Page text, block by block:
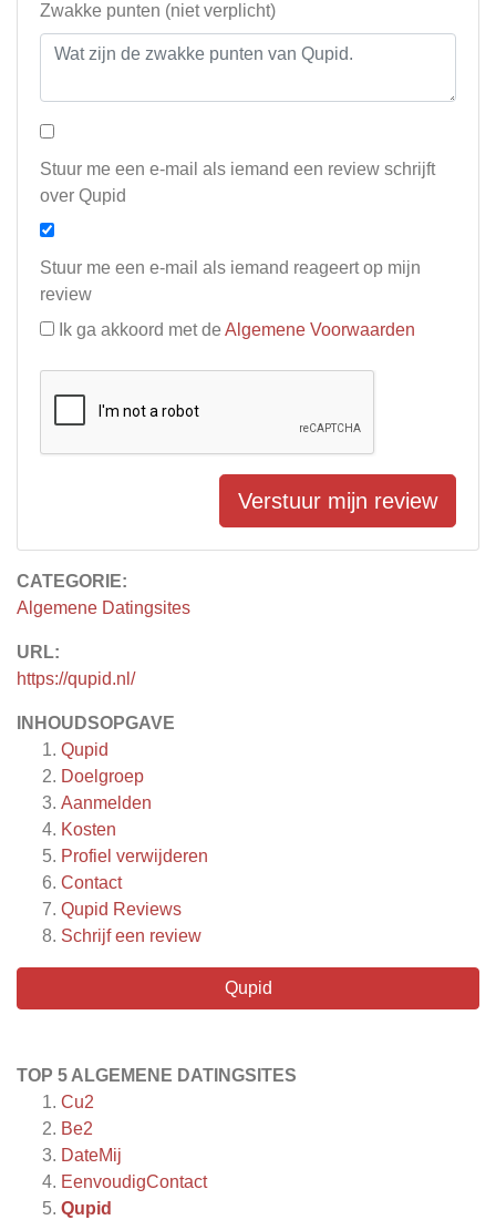
CATEGORIE:
Algemene Datingsites
URL:
https://qupid.nl/
INHOUDSOPGAVE
Qupid
Doelgroep
Aanmelden
Kosten
Profiel verwijderen
Contact
Qupid Reviews
Schrijf een review
Qupid
TOP 5 ALGEMENE DATINGSITES
Cu2
Be2
DateMij
EenvoudigContact
Qupid
Zwakke punten (niet verplicht)
Stuur me een e-mail als iemand een review schrijft
over Qupid
Stuur me een e-mail als iemand reageert op mijn
review
Ik ga akkoord met de Algemene Voorwaarden
Verstuur mijn review